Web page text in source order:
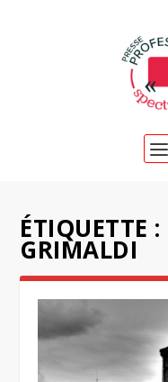
ÉTIQUETTE :
GRIMALDI